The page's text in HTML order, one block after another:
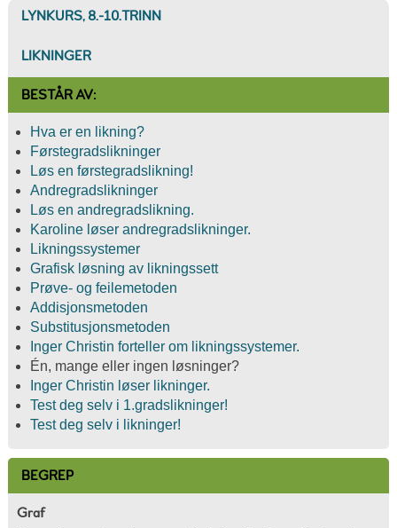
LYNKURS, 8.-10.TRINN
LIKNINGER
BESTÅR AV:
Hva er en likning?
Førstegradslikninger
Løs en førstegradslikning!
Andregradslikninger
Løs en andregradslikning.
Karoline løser andregradslikninger.
Likningssystemer
Grafisk løsning av likningssett
Prøve- og feilemetoden
Addisjonsmetoden
Substitusjonsmetoden
Inger Christin forteller om likningssystemer.
Én, mange eller ingen løsninger?
Inger Christin løser likninger.
Test deg selv i 1.gradslikninger!
Test deg selv i likninger!
BEGREP
Graf